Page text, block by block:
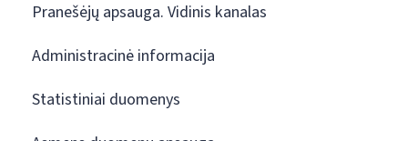
Pranešėjų apsauga. Vidinis kanalas
Administracinė informacija
Statistiniai duomenys